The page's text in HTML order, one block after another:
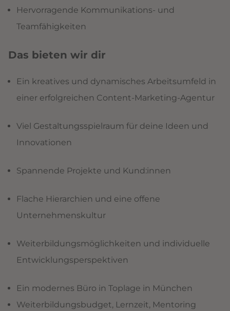
Hervorragende Kommunikations- und
Teamfähigkeiten
Das bieten wir dir
Ein kreatives und dynamisches Arbeitsumfeld in
einer erfolgreichen Content-Marketing-Agentur
Viel Gestaltungsspielraum für deine Ideen und
Innovationen
Spannende Projekte und Kund:innen
Flache Hierarchien und eine offene
Unternehmenskultur
Weiterbildungsmöglichkeiten und individuelle
Entwicklungsperspektiven
Ein modernes Büro in Toplage in München
Weiterbildungsbudget, Lernzeit, Mentoring